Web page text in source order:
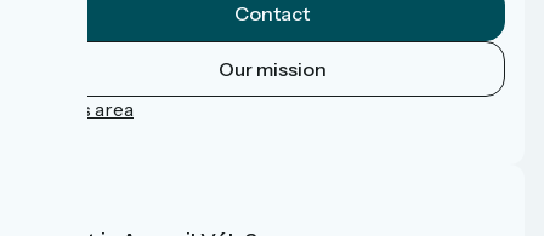
Contact
Our mission
Press area